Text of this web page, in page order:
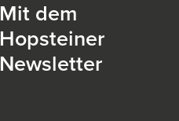
Mit dem
Hopsteiner
Newsletter